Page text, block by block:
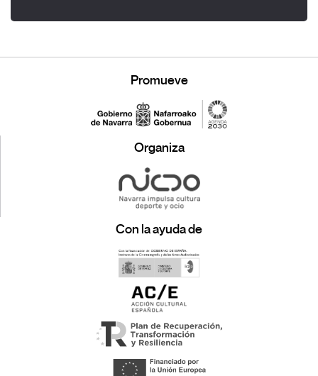
Promueve
Organiza
Con la ayuda de